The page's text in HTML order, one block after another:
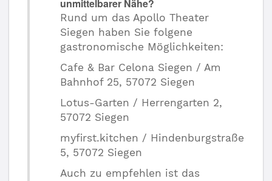
unmittelbarer Nähe?
Rund um das Apollo Theater
Siegen haben Sie folgene
gastronomische Möglichkeiten:
Cafe & Bar Celona Siegen / Am
Bahnhof 25, 57072 Siegen
Lotus-Garten / Herrengarten 2,
57072 Siegen
myfirst.kitchen / Hindenburgstraße
5, 57072 Siegen
Auch zu empfehlen ist das